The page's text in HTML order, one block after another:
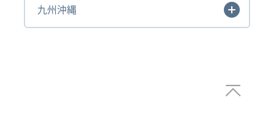
九州沖縄